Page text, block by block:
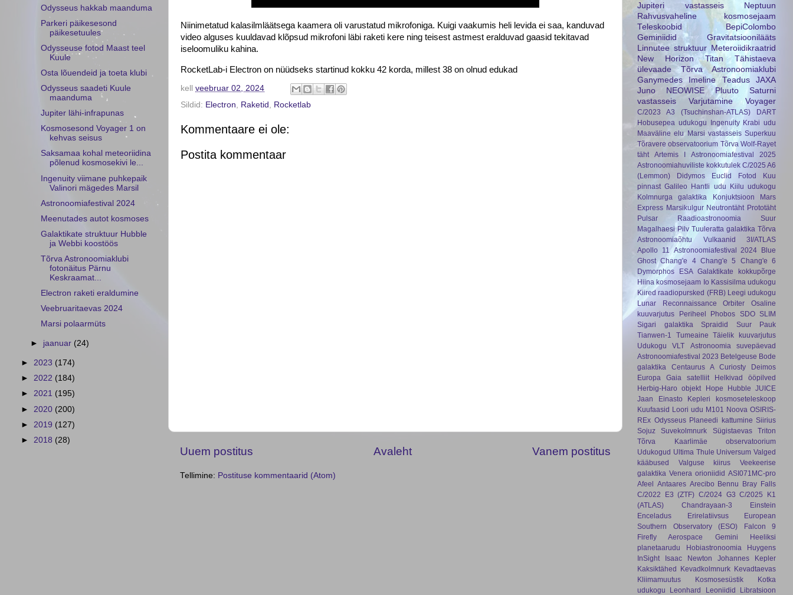
Niinimetatud kalasilmläätsega kaamera oli varustatud mikrofoniga. Kuigi vaakumis heli levida ei saa, kanduvad
video alguses kuuldavad klõpsud mikrofoni läbi raketi kere ning teisest astmest eralduvad gaasid tekitavad
iseloomuliku kahina.
RocketLab-i Electron on nüüdseks startinud kokku 42 korda, millest 38 on olnud edukad
kell veebruar 02, 2024
Sildid: Electron, Raketid , Rocketlab
Kommentaare ei ole:
Postita kommentaar
Uuem postitus Vanem postitus
Avaleht
Tellimine: Postituse kommentaarid (Atom)
Odysseus hakkab maanduma
Parkeri päikesesond
päikesetuules
Odysseuse fotod Maast teel
Kuule
Osta lõuendeid ja toeta klubi
Odysseus saadeti Kuule
maanduma
Jupiter lähi-infrapunas
Kosmosesond Voyager 1 on
kehvas seisus
Saksamaa kohal meteoriidina
põlenud kosmosekivi le...
Ingenuity viimane puhkepaik
Valinori mägedes Marsil
Astronoomiafestival 2024
Meenutades autot kosmoses
Galaktikate struktuur Hubble
ja Webbi koostöös
Tõrva Astronoomiaklubi
fotonäitus Pärnu
Keskraamat...
Electron raketi eraldumine
Veebruaritaevas 2024
Marsi polaarmüts
► jaanuar (24)
► 2023 (174)
► 2022 (184)
► 2021 (195)
► 2020 (200)
► 2019 (127)
► 2018 (28)
Jupiteri vastasseis
Neptuun
Rahvusvaheline kosmosejaam
Teleskoobid
BepiColombo
Geminiidid
Gravitatsioonilääts
Linnutee struktuur Meteroiidikraatrid
New Horizon
Titan
Tähistaeva
ülevaade
Tõrva Astronoomiaklubi
Ganymedes
Imeline Teadus
JAXA
Juno
NEOWISE Pluuto
Saturni
vastasseis
Varjutamine Voyager
C/2023 A3 (Tsuchinshan-ATLAS)
DART
Hobusepea udukogu Ingenuity Krabi udu
Maaväline elu Marsi vastasseis Superkuu
Tõravere observatoorium Tõrva Wolf-Rayet
täht
Artemis I
Astronoomiafestival 2025
Astronoomiahuviliste kokkutulek C/2025 A6
(Lemmon)
Didymos Euclid
Fotod Kuu
pinnast Galileo Hantli udu Kiilu udukogu
Kolmnurga galaktika
Konjuktsioon
Mars
Express Marsikulgur Neutrontäht Prototäht
Pulsar
Raadioastronoomia
Suur
Magalhaesi Pilv Tuuleratta galaktika Tõrva
Astronoomiaõhtu
Vulkaanid
3I/ATLAS
Apollo 11
Astronoomiafestival 2024 Blue
Ghost Chang'e 4 Chang'e 5
Chang'e 6
Dymorphos
ESA Galaktikate kokkupõrge
Hiina kosmosejaam Io Kassisilma udukogu
Kiired raadiopursked (FRB) Leegi udukogu
Lunar Reconnaissance Orbiter
Osaline
kuuvarjutus
Periheel Phobos SDO SLIM
Sigari galaktika
Spraidid
Suur Pauk
Tianwen-1
Tumeaine Täielik kuuvarjutus
Udukogu
VLT
Astronoomia suvepäevad
Astronoomiafestival 2023 Betelgeuse Bode
galaktika
Centaurus A Curiosty
Deimos
Europa
Gaia satelliit
Helkivad ööpilved
Herbig-Haro objekt
Hope Hubble JUICE
Jaan Einasto
Kepleri kosmoseteleskoop
Kuufaasid Loori udu M101 Noova OSIRIS-
REx Odysseus Planeedi kattumine Siirius
Sojuz
Suvekolmnurk Sügistaevas
Triton
Tõrva Kaarlimäe observatoorium
Udukogud Ultima Thule Universum Valged
kääbused
Valguse kiirus
Veekeerise
galaktika Venera orioniidid ASI071MC-pro
Afeel Antaares Arecibo Bennu Bray Falls
C/2022 E3 (ZTF) C/2024 G3 C/2025 K1
(ATLAS)
Chandrayaan-3
Einstein
Enceladus
Erirelatiivsus
European
Southern Observatory (ESO)
Falcon 9
Firefly Aerospace
Gemini
Heeliksi
planetaarudu
Hobiastronoomia
Huygens
InSight
Isaac Newton
Johannes Kepler
Kaksiktähed Kevadkolmnurk Kevadtaevas
Kliimamuutus
Kosmosesüstik
Kotka
udukogu
Leonhard Leoniidid
Libratsioon